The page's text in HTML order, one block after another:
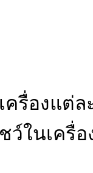
องแต่ล
นเครื่อ